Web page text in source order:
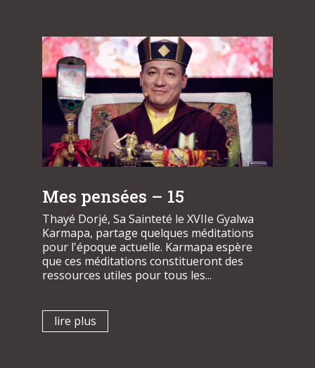
Mes pensées – 15
Thayé Dorjé, Sa Sainteté le XVIIe Gyalwa
Karmapa, partage quelques méditations
pour l'époque actuelle. Karmapa espère
que ces méditations constitueront des
ressources utiles pour tous les...
lire plus